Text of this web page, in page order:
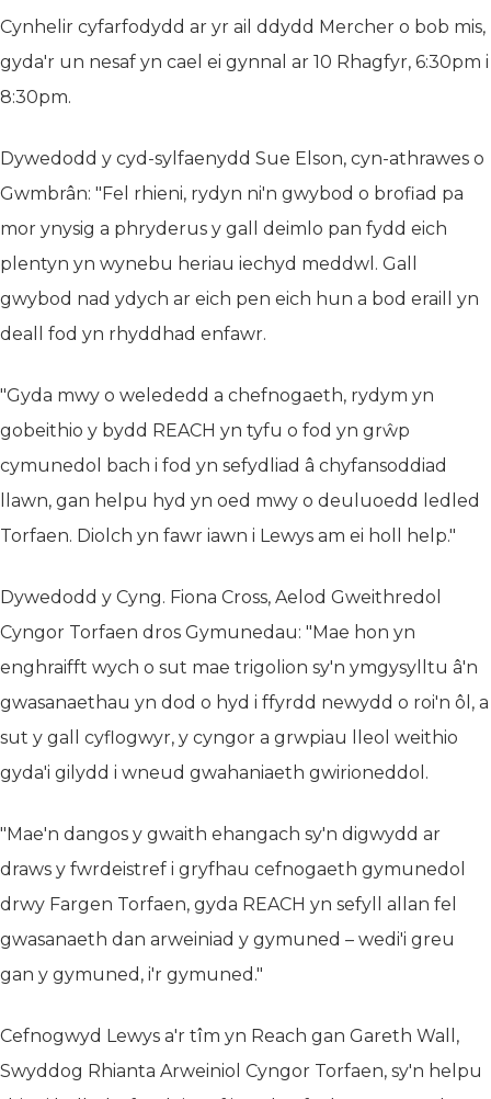
Cynhelir cyfarfodydd ar yr ail ddydd Mercher o bob mis,
gyda'r un nesaf yn cael ei gynnal ar 10 Rhagfyr, 6:30pm i
8:30pm.
Dywedodd y cyd-sylfaenydd Sue Elson, cyn-athrawes o
Gwmbrân: "Fel rhieni, rydyn ni'n gwybod o brofiad pa
mor ynysig a phryderus y gall deimlo pan fydd eich
plentyn yn wynebu heriau iechyd meddwl. Gall
gwybod nad ydych ar eich pen eich hun a bod eraill yn
deall fod yn rhyddhad enfawr.
"Gyda mwy o welededd a chefnogaeth, rydym yn
gobeithio y bydd REACH yn tyfu o fod yn grŵp
cymunedol bach i fod yn sefydliad â chyfansoddiad
llawn, gan helpu hyd yn oed mwy o deuluoedd ledled
Torfaen. Diolch yn fawr iawn i Lewys am ei holl help."
Dywedodd y Cyng. Fiona Cross, Aelod Gweithredol
Cyngor Torfaen dros Gymunedau: "Mae hon yn
enghraifft wych o sut mae trigolion sy'n ymgysylltu â'n
gwasanaethau yn dod o hyd i ffyrdd newydd o roi'n ôl, a
sut y gall cyflogwyr, y cyngor a grwpiau lleol weithio
gyda'i gilydd i wneud gwahaniaeth gwirioneddol.
"Mae'n dangos y gwaith ehangach sy'n digwydd ar
draws y fwrdeistref i gryfhau cefnogaeth gymunedol
drwy Fargen Torfaen, gyda REACH yn sefyll allan fel
gwasanaeth dan arweiniad y gymuned – wedi'i greu
gan y gymuned, i'r gymuned."
Cefnogwyd Lewys a'r tîm yn Reach gan Gareth Wall,
Swyddog Rhianta Arweiniol Cyngor Torfaen, sy'n helpu